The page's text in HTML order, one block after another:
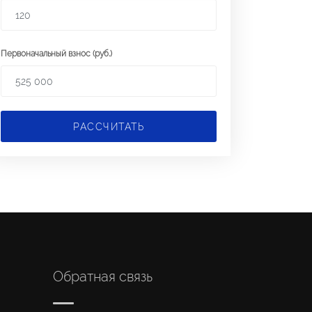
Первоначальный взнос (руб.)
РАССЧИТАТЬ
Обратная связь